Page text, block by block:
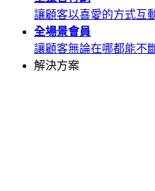
讓顧客以喜愛的方式互
全場景會員
讓顧客無論在哪都能不
解決方案